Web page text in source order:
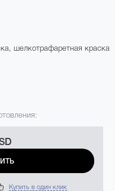
шелкотрафаретная краска
Купить в один клик